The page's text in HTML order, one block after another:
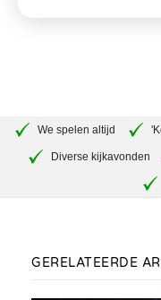
We spelen altijd
Diverse kijkavonden
GERELATEERDE